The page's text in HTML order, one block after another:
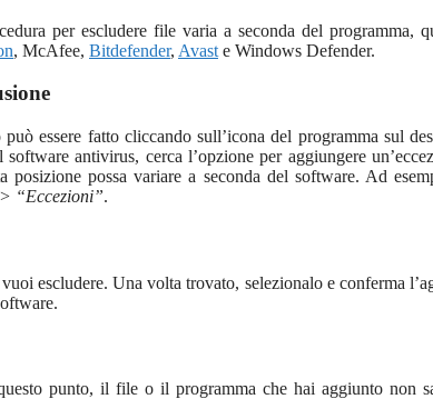
per escludere file varia a seconda del programma,
, McAfee, Bitdefender, Avast e Windows Defender.
essere fatto cliccando sull’icona del programma sul
antivirus, cerca l’opzione per aggiungere
posizione possa variare a seconda del software. Ad
“Eccezioni”.
escludere. Una volta trovato, selezionalo e conferma
punto, il file o il programma che hai aggiunto non